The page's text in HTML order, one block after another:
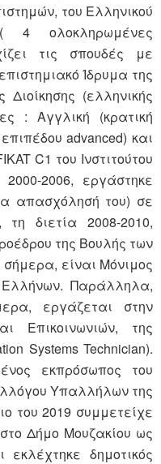
του Ελληνικού
( 4 ολοκληρωμένες
τις σπουδές με
Ίδρυμα της
(ελληνικής
: Aγγλική (κρατική
advanced) και
C1 του Ινστιτούτου
2006, εργάστηκε
απασχόλησή του) σε
τη διετία 2008-2010,
της Βουλής των
είναι Μόνιμος
Παράλληλα,
εργάζεται στην
Επικοινωνιών, της
Systems Technician).
εκπρόσωπος του
Υπαλλήλων της
του 2019 συμμετείχε
Δήμο Μουζακίου ως
δημοτικός